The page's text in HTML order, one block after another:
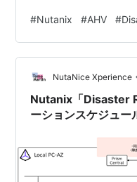
の環境 2. ネットワーク
ーの実行 1.今回の環境
pc.7.3 ▽今回の環境の
Nutanix Di…
#Nutanix #AHV #
NutaNice Xperience
Nutanix「Disaster
ーションスケジュー
pc.7.3】